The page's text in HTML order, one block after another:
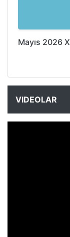
Mayıs 2026
VIDEOLAR